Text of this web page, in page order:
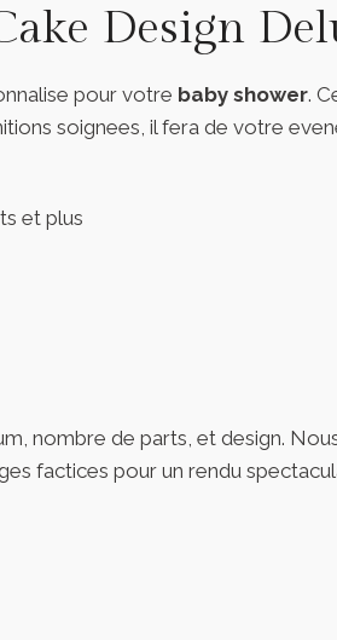
Design
pour votre baby shower.
soignees, il fera de votre
et plus
nombre de parts, et design.
factices pour un rendu